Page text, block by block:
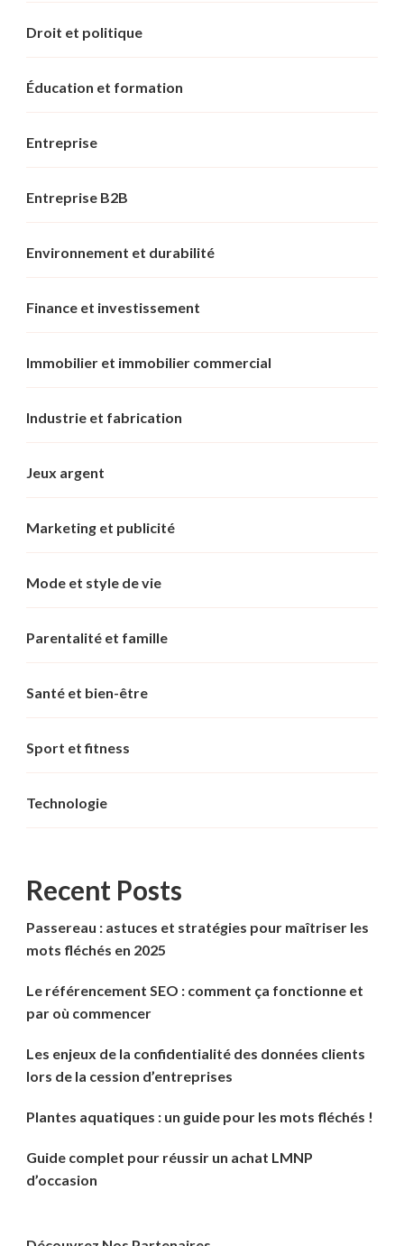
Droit et politique
Éducation et formation
Entreprise
Entreprise B2B
Environnement et durabilité
Finance et investissement
Immobilier et immobilier commercial
Industrie et fabrication
Jeux argent
Marketing et publicité
Mode et style de vie
Parentalité et famille
Santé et bien-être
Sport et fitness
Technologie
Recent Posts
Passereau : astuces et stratégies pour maîtriser les
mots fléchés en 2025
Le référencement SEO : comment ça fonctionne et
par où commencer
Les enjeux de la confidentialité des données clients
lors de la cession d’entreprises
Plantes aquatiques : un guide pour les mots fléchés !
Guide complet pour réussir un achat LMNP
d’occasion